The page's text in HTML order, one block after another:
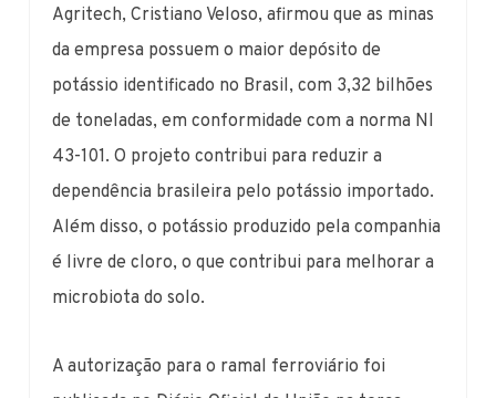
Agritech, Cristiano Veloso, afirmou que as minas
da empresa possuem o maior depósito de
potássio identificado no Brasil, com 3,32 bilhões
de toneladas, em conformidade com a norma NI
43-101. O projeto contribui para reduzir a
dependência brasileira pelo potássio importado.
Além disso, o potássio produzido pela companhia
é livre de cloro, o que contribui para melhorar a
microbiota do solo.
A autorização para o ramal ferroviário foi